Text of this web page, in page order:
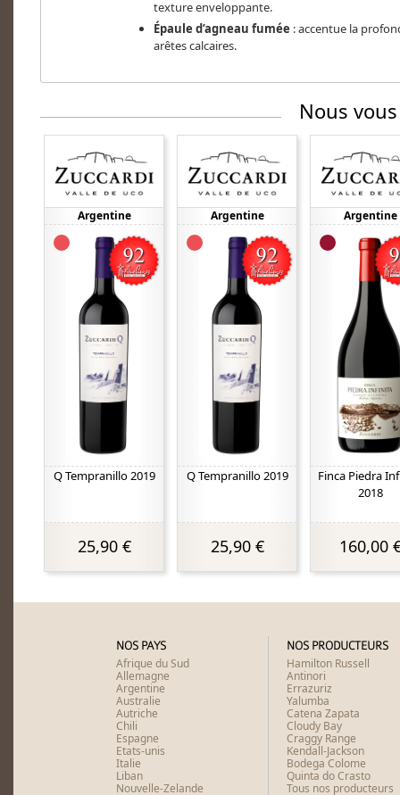
texture enveloppante.
Épaule d’agneau fumée : accentue la
arêtes calcaires.
Nous
Argentine
Q Tempranillo 2019
25,90 €
Argentine
Q Tempranillo 2019
25,90 €
Argentine
Finca Piedra
2018
160,00
NOS PAYS
Afrique du Sud
Allemagne
Argentine
Australie
Autriche
Chili
Espagne
Etats-unis
Italie
Liban
Nouvelle-Zelande
NOS PRODUCTEURS
Hamilton Russell
Antinori
Errazuriz
Yalumba
Catena Zapata
Cloudy Bay
Craggy Range
Kendall-Jackson
Bodega Colome
Quinta do Crasto
Tous nos producteurs